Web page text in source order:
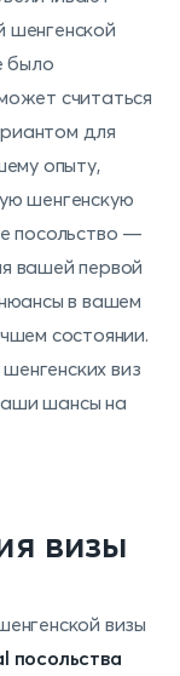
шенгенской
было
считаться
для
опыту,
шенгенскую
посольство —
вашей первой
в вашем
состоянии.
виз
шансы на
визы
визы
посольства